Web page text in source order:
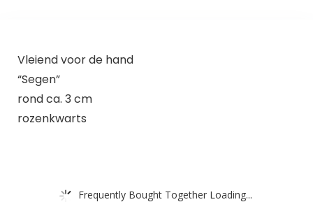
Vleiend voor de hand
“Segen”
rond ca. 3 cm
rozenkwarts
Frequently Bought Together Loading...